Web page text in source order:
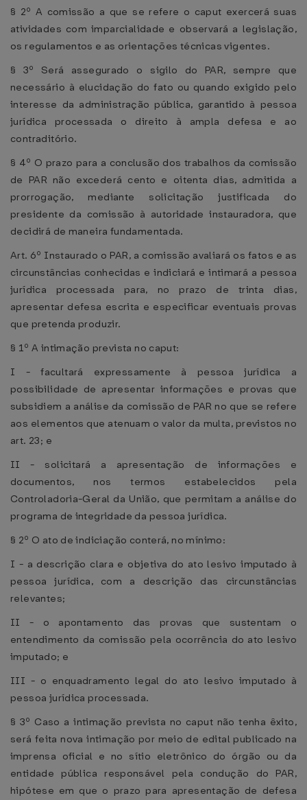
§ 2º A comissão a que se refere o caput exercerá suas
atividades com imparcialidade e observará a legislação,
os regulamentos e as orientações técnicas vigentes.
§ 3º Será assegurado o sigilo do PAR, sempre que
necessário à elucidação do fato ou quando exigido pelo
interesse da administração pública, garantido à pessoa
jurídica processada o direito à ampla defesa e ao
contraditório.
§ 4º O prazo para a conclusão dos trabalhos da comissão
de PAR não excederá cento e oitenta dias, admitida a
prorrogação, mediante solicitação justificada do
presidente da comissão à autoridade instauradora, que
decidirá de maneira fundamentada.
Art. 6º Instaurado o PAR, a comissão avaliará os fatos e as
circunstâncias conhecidas e indiciará e intimará a pessoa
jurídica processada para, no prazo de trinta dias,
apresentar defesa escrita e especificar eventuais provas
que pretenda produzir.
§ 1º A intimação prevista no caput:
I - facultará expressamente à pessoa jurídica a
possibilidade de apresentar informações e provas que
subsidiem a análise da comissão de PAR no que se refere
aos elementos que atenuam o valor da multa, previstos no
art. 23; e
II - solicitará a apresentação de informações e
documentos, nos termos estabelecidos pela
Controladoria-Geral da União, que permitam a análise do
programa de integridade da pessoa jurídica.
§ 2º O ato de indiciação conterá, no mínimo:
I - a descrição clara e objetiva do ato lesivo imputado à
pessoa jurídica, com a descrição das circunstâncias
relevantes;
II - o apontamento das provas que sustentam o
entendimento da comissão pela ocorrência do ato lesivo
imputado; e
III - o enquadramento legal do ato lesivo imputado à
pessoa jurídica processada.
§ 3º Caso a intimação prevista no caput não tenha êxito,
será feita nova intimação por meio de edital publicado na
imprensa oficial e no sítio eletrônico do órgão ou da
entidade pública responsável pela condução do PAR,
hipótese em que o prazo para apresentação de defesa